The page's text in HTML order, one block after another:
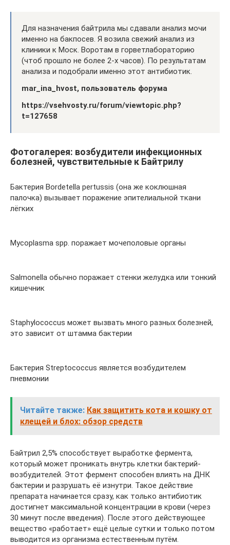
Для назначения байтрила мы сдавали анализ мочи
именно на бакпосев. Я возила свежий анализ из
клиники к Моск. Воротам в горветлабораторию
(чтоб прошло не более 2-х часов). По результатам
анализа и подобрали именно этот антибиотик.
mar_ina_hvost, пользователь форума
https://vsehvosty.ru/forum/viewtopic.php?
t=127658
Фотогалерея: возбудители инфекционных
болезней, чувствительные к Байтрилу
Бактерия Bordetella pertussis (она же коклюшная
палочка) вызывает поражение эпителиальной ткани
лёгких
Mycoplasma spp. поражает мочеполовые органы
Salmonella обычно поражает стенки желудка или тонкий
кишечник
Staphylococcus может вызвать много разных болезней,
это зависит от штамма бактерии
Бактерия Streptococcus является возбудителем
пневмонии
Читайте также: Как защитить кота и кошку от
клещей и блох: обзор средств
Байтрил 2,5% способствует выработке фермента,
который может проникать внутрь клетки бактерий-
возбудителей. Этот фермент способен влиять на ДНК
бактерии и разрушать её изнутри. Такое действие
препарата начинается сразу, как только антибиотик
достигнет максимальной концентрации в крови (через
30 минут после введения). После этого действующее
вещество «работает» ещё целые сутки и только потом
выводится из организма естественным путём.